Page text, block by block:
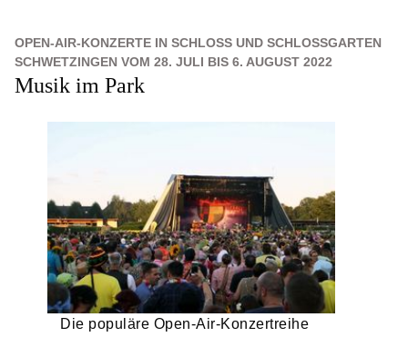
OPEN-AIR-KONZERTE IN SCHLOSS UND SCHLOSSGARTEN
SCHWETZINGEN VOM 28. JULI BIS 6. AUGUST 2022
Musik im Park
Die populäre Open-Air-Konzertreihe